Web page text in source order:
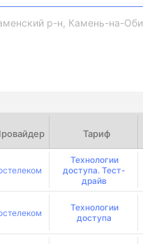
р-н, Камень-на-
Тариф
Технологии
доступа. Тест-
драйв
Технологии
доступа